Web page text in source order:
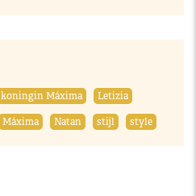
koningin Máxima
Letizia
Máxima Natan stijl style